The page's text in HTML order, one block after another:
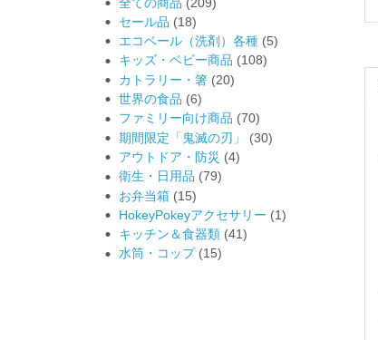
セール品 (18)
エコベール（洗剤）各種 (5)
キッズ・ベビー商品 (108)
カトラリー・箸 (20)
世界の食品 (6)
ファミリー向け商品 (70)
期間限定「鬼滅の刃」
(30)
アウトドア・防災 (4)
衛生・日用品 (79)
お弁当箱 (15)
HokeyPokeyアクセサリー (1)
キッチン＆食器類 (41)
水筒・コップ (15)